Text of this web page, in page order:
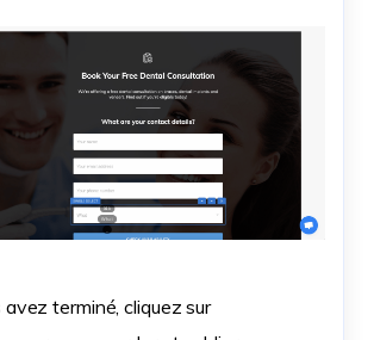
avez terminé, cliquez sur